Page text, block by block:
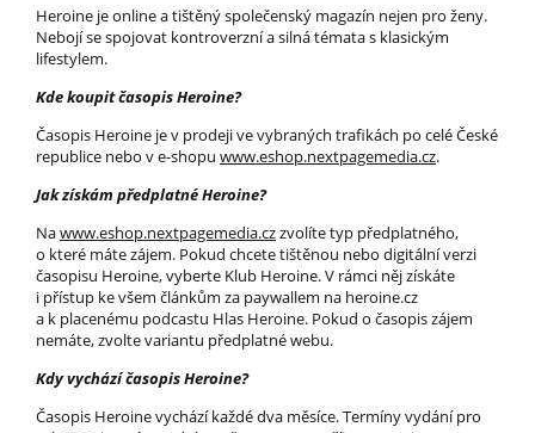
Heroine je online a tištěný společenský magazín nejen pro ženy.
Nebojí se spojovat kontroverzní a silná témata s klasickým
lifestylem.
Kde koupit časopis Heroine?
Časopis Heroine je v prodeji ve vybraných trafikách po celé České
republice nebo v e-shopu www.eshop.nextpagemedia.cz.
Jak získám předplatné Heroine?
Nawww.eshop.nextpagemedia.czzvolíte typ předplatného,
o které máte zájem. Pokud chcete tištěnou nebo digitální verzi
časopisu Heroine, vyberte Klub Heroine. V rámci něj získáte
i přístup ke všem článkům za paywallem na heroine.cz
a k placenému podcastu Hlas Heroine. Pokud o časopis zájem
nemáte, zvolte variantu předplatné webu.
Kdy vychází časopis Heroine?
Časopis Heroine vychází každé dva měsíce. Termíny vydání pro